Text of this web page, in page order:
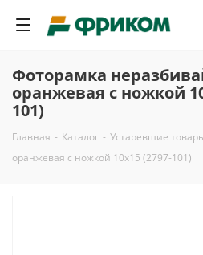
Фоторамка
оранжевая с ножкой
101)
Главная - Каталог - Устаревшие
оранжевая с ножкой 10х15 (2797-101)